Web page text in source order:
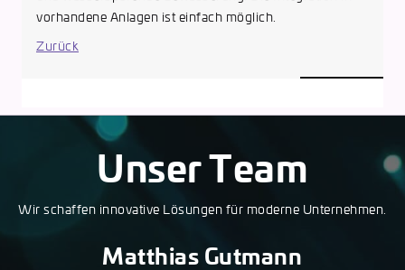
vorhandene Anlagen ist einfach möglich.
Zurück
Unser Team
Wir schaffen innovative Lösungen für moderne Unternehmen.
Matthias Gutmann